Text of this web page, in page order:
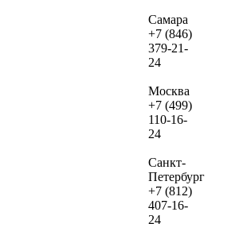
Самара
+7 (846)
379-21-
24
Москва
+7 (499)
110-16-
24
Санкт-
Петербург
+7 (812)
407-16-
24